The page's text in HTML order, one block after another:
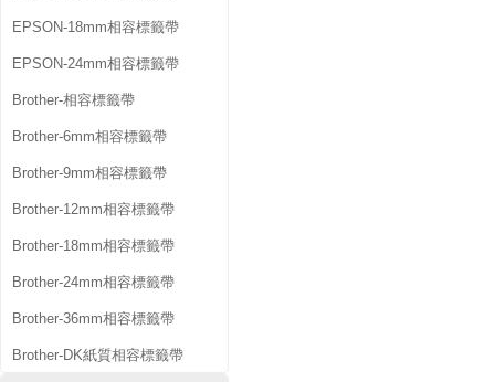
EPSON-18mm相容標籤帶
EPSON-24mm相容標籤帶
Brother-相容標籤帶
Brother-6mm相容標籤帶
Brother-9mm相容標籤帶
Brother-12mm相容標籤帶
Brother-18mm相容標籤帶
Brother-24mm相容標籤帶
Brother-36mm相容標籤帶
Brother-DK紙質相容標籤帶